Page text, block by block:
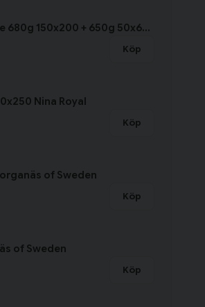
Paket Hotelltäcke & Hotellkudde 680g 150x200 + 650g 50x60 Borganäs of Sweden
Köp
Nina Royal
Köp
of Sweden
Köp
of Sweden
Köp